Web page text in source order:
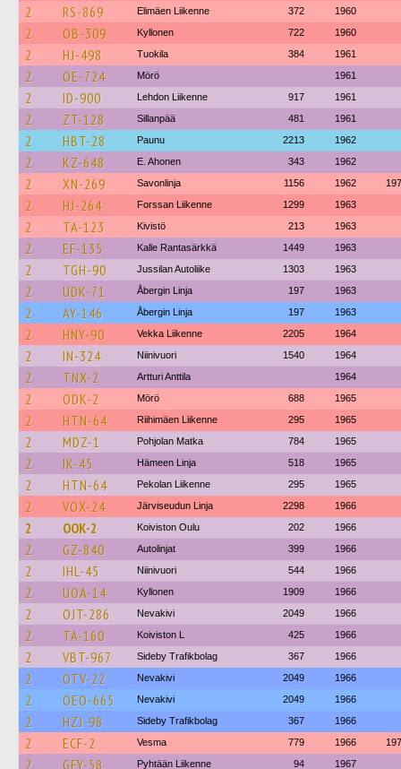
2 RS-869 Elimäen Liikenne 372 1960
2 OB-309 Kyllonen 722 1960
2 HJ-498 Tuokila 384 1961
2 OE-724 Mörö 1961
2 ID-900 Lehdon Liikenne 917 1961
2 ZT-128 Sillanpää 481 1961
2 HBT-28 Paunu 2213 1962
2 KZ-648 E. Ahonen 343 1962
2 XN-269 Savonlinja 1156 1962
2 HJ-264 Forssan Liikenne 1299 1963
2 TA-123 Kivistö 213 1963
2 EF-135 Kalle Rantasärkkä 1449 1963
2 TGH-90 Jussilan Autoliike 1303 1963
2 UDK-71 Åbergin Linja 197 1963
2 AY-146 Åbergin Linja 197 1963
2 HNY-90 Vekka Liikenne 2205 1964
2 IN-324 Niinivuori 1540 1964
2 TNX-2 Artturi Anttila 1964
2 ODK-2 Mörö 688 1965
2 HTN-64 Riihimäen Liikenne 295 1965
2 MDZ-1 Pohjolan Matka 784 1965
2 IK-45 Hämeen Linja 518 1965
2 HTN-64 Pekolan Liikenne 295 1965
2 VOX-24 Järviseudun Linja 2298 1966
2 OOK-2 Koiviston Oulu 202 1966
2 GZ-840 Autolinjat 399 1966
2 IHL-45 Niinivuori 544 1966
2 UOA-14 Kyllonen 1909 1966
2 OJT-286 Nevakivi 2049 1966
2 TA-160 Koiviston L 425 1966
2 VBT-967 Sideby Trafikbolag 367 1966
2 OTV-22 Nevakivi 2049 1966
2 OEO-665 Nevakivi 2049 1966
2 HZJ-98 Sideby Trafikbolag 367 1966
2 ECF-2 Vesma 779 1966
2 GFY-58 Pyhtään Liikenne 94 1967